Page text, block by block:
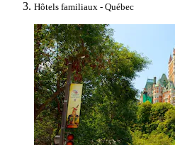
Hôtels familiaux - Québec